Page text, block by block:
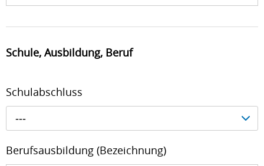
Schule, Ausbildung, Beruf
Schulabschluss
---
Berufsausbildung (Bezeichnung)